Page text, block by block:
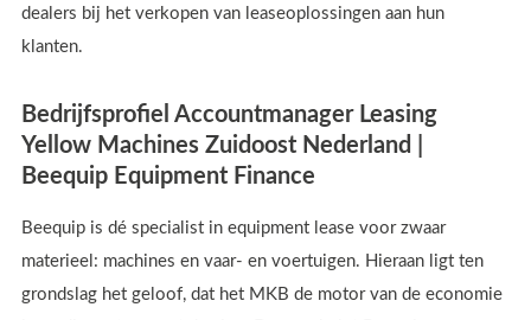
dealers bij het verkopen van leaseoplossingen aan hun
klanten.
Bedrijfsprofiel Accountmanager Leasing
Yellow Machines Zuidoost Nederland |
Beequip Equipment Finance
Beequip is dé specialist in equipment lease voor zwaar
materieel: machines en vaar- en voertuigen. Hieraan ligt ten
grondslag het geloof, dat het MKB de motor van de economie